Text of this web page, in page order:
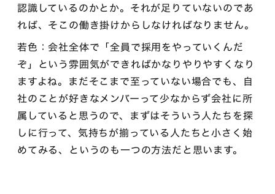
認識しているのかとか。それが足りていないのであ
れば、そこの働き掛けからしなければなりません。
若色：会社全体で「全員で採用をやっていくんだ
ぞ」という雰囲気ができればかなりやりやすくなり
ますよね。まだそこまで至っていない場合でも、自
社のことが好きなメンバーって少なからず会社に所
属していると思うので、まずはそういう人たちを探
しに行って、気持ちが揃っている人たちと小さく始
めてみる、というのも一つの方法だと思います。